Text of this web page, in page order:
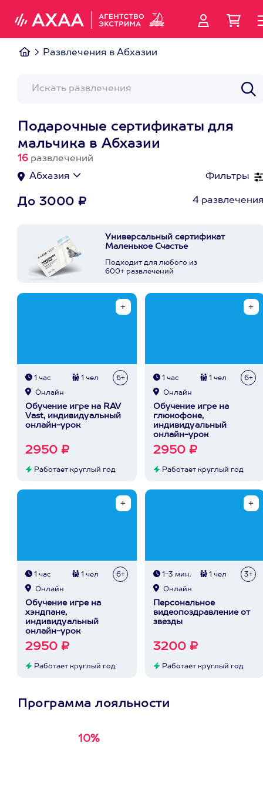
Развлечения в Абхазии
Подарочные сертификаты для
мальчика в Абхазии
16 развлечений
Фильтры
Абхазия
До 3000 ₽ 4
Универсальный сертификат
Маленькое Счастье
Подходит для любого из
600+ развлечений
1 час 1 чел 6+
Онлайн
Обучение игре на RAV
Vast, индивидуальный
онлайн-урок
2950 ₽
Работает круглый год
1 час 1 чел 6+
Онлайн
Обучение игре на
глюкофоне,
индивидуальный
онлайн-урок
2950 ₽
Работает круглый год
1 час 1 чел 6+
Онлайн
Обучение игре на
хэндпане,
индивидуальный
онлайн-урок
2950 ₽
Работает круглый год
1-3 мин. 1 чел 3+
Онлайн
Персональное
видеопоздравление от
звезды
3200 ₽
Работает круглый год
Программа лояльности
10%